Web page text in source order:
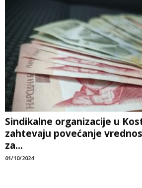
Sindikalne organizacije u
zahtevaju povećanje
za...
01/10/2024